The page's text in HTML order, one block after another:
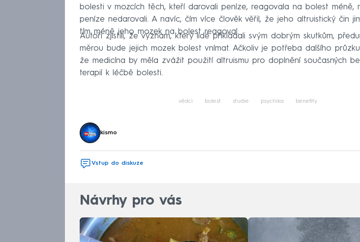
bolesti v mozcích těch, kteří darovali peníze, reagovala na bolest méně,
peníze nedarovali. A navíc, čím více člověk věřil, že jeho altruistický čin
tím méně jeho mozek na bolest reagoval.
Autoři zjistili, že význam, který lidé přikládali svým dobrým skutkům,
měrou bude jejich mozek bolest vnímat. Ačkoliv je potřeba dalšího
že medicína by měla zvážit použití altruismu pro doplnění současných
terapií k léčbě bolesti.
vědci bolest studie psychika benefity
kismo
Vstup do diskuze
Návrhy pro vás